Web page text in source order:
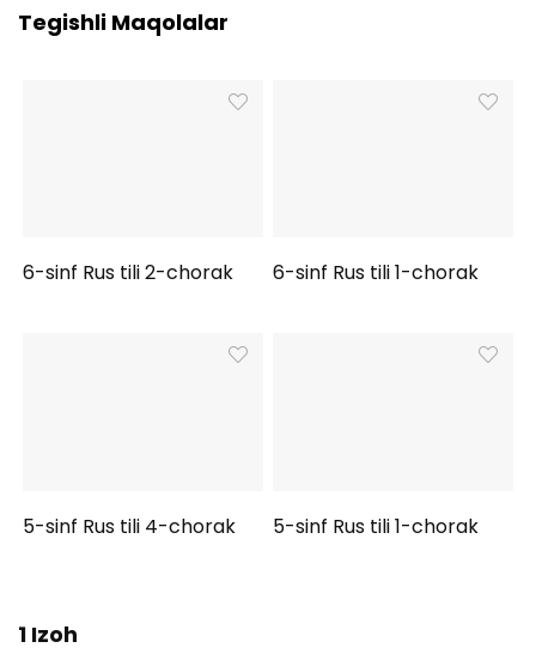
Tegishli Maqolalar
6-sinf Rus tili 2-chorak 6-sinf Rus tili 1-chorak
5-sinf Rus tili 4-chorak 5-sinf Rus tili 1-chorak
1 Izoh